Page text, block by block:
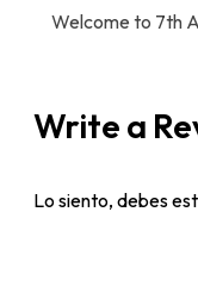
Welcome to 7th
Write a
Lo siento, debes